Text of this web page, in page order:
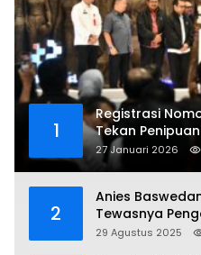
1
Registrasi
Tekan
27 Januari 2026
2
Anies
Tewasnya
Demo
29 Agustus 2025